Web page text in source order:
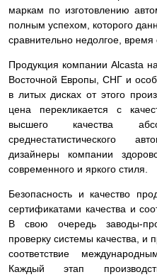
маркам по изготовлению
полным успехом, которого
сравнительно недолгое, время
Продукция компании Alcasta
Восточной Европы, СНГ и
в литых дисках от этого
цена перекликается с
высшего качества
среднестатистического
дизайнеры компании
современного и яркого стиля.
Безопасность и качество
сертификатами качества и
В свою очередь заводы-
проверку системы качества,
соответствие
Каждый этап